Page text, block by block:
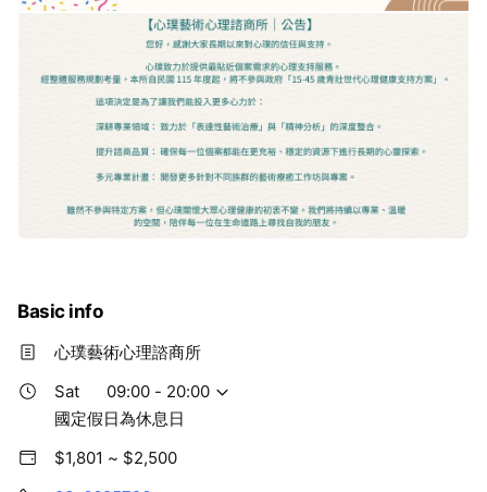
🛋️ 服務項目
成人個別諮商： 壓力適應、情感議題、自我探索、職場耗竭。
兒童/青少年諮商： 行為困擾、情緒調節、人際關係、親職諮
伴侶/家庭諮商： 婚姻關係經營、家庭衝突溝通、親子會談。
表達性藝術治療： 透過視覺藝術、沙遊等非語言媒介促進自我
遊戲治療： 陪伴孩子在遊戲中學習自我控制，發揮內在潛能。
企業/機構合作： 提供舒壓工作坊、員工心理健康方案（EAPs）
Basic info
心璞藝術心理諮商所
Sat
09:00 - 20:00
國定假日為休息日
$1,801 ~ $2,500